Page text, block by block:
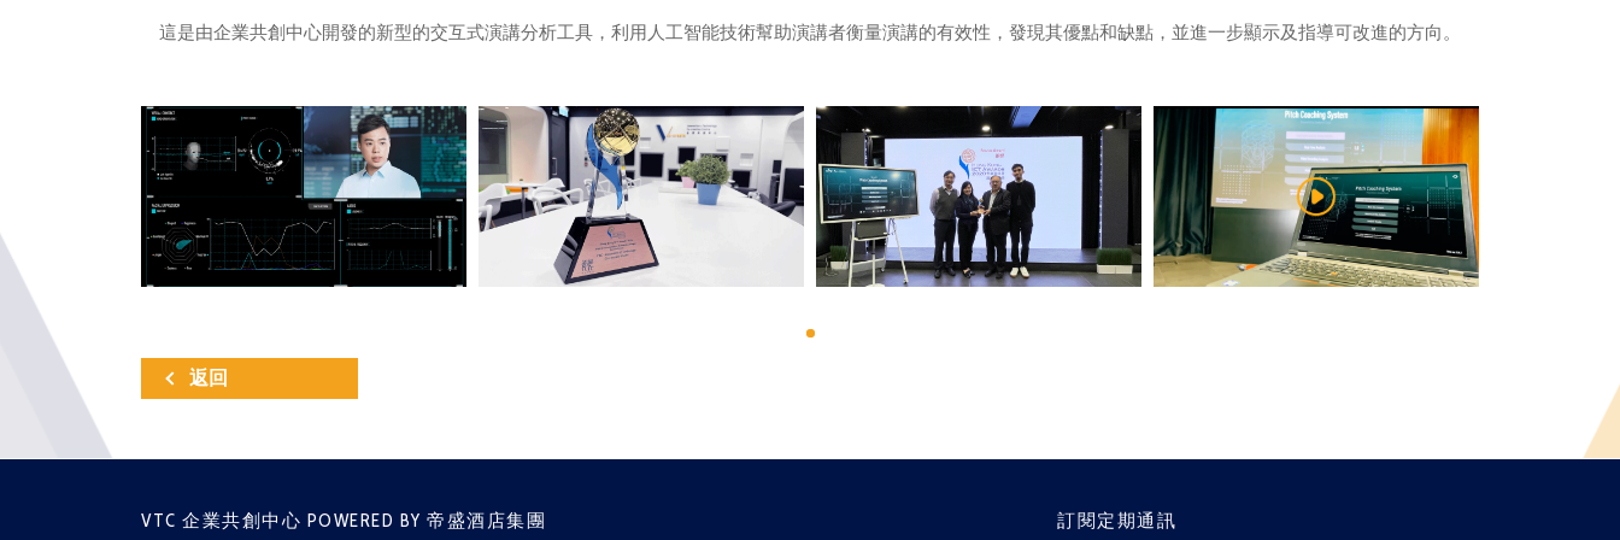
這是由企業共創中心開發的新型的交互式演講分析工具，利用人工智能技術幫助演講者衡量演講的有效性，發現其優點和缺點，並進一步顯示及指導可改進的方向。
返回
訂閱定期通訊
VTC 企業共創中心 POWERED BY 帝盛酒店集團